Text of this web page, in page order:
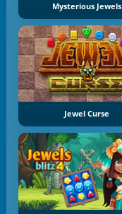
Mysterious Jewels
Jewel Curse